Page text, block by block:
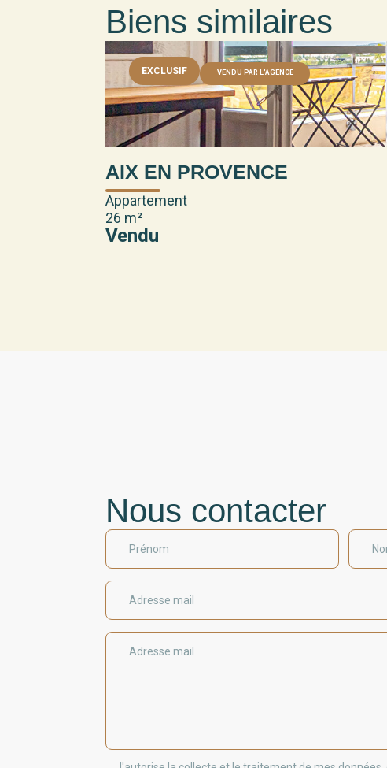
Biens similaires
EXCLUSIF VENDU PAR L'AGENCE
AIX EN PROVENCE
Appartement
26 m²
Vendu
Nous contacter
Prénom
Adresse mail
Adresse mail